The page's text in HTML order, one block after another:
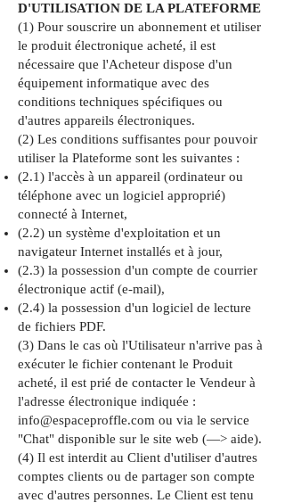
D'UTILISATION DE LA PLATEFORME
(1) Pour souscrire un abonnement et utiliser
le produit électronique acheté, il est
nécessaire que l'Acheteur dispose d'un
équipement informatique avec des
conditions techniques spécifiques ou
d'autres appareils électroniques.
(2) Les conditions suffisantes pour pouvoir
utiliser la Plateforme sont les suivantes :
(2.1) l'accès à un appareil (ordinateur ou
téléphone avec un logiciel approprié)
connecté à Internet,
(2.2) un système d'exploitation et un
navigateur Internet installés et à jour,
(2.3) la possession d'un compte de courrier
électronique actif (e-mail),
(2.4) la possession d'un logiciel de lecture
de fichiers PDF.
(3) Dans le cas où l'Utilisateur n'arrive pas à
exécuter le fichier contenant le Produit
acheté, il est prié de contacter le Vendeur à
l'adresse électronique indiquée :
info@espaceproffle.com ou via le service
"Chat" disponible sur le site web (—> aide).
(4) Il est interdit au Client d'utiliser d'autres
comptes clients ou de partager son compte
avec d'autres personnes. Le Client est tenu